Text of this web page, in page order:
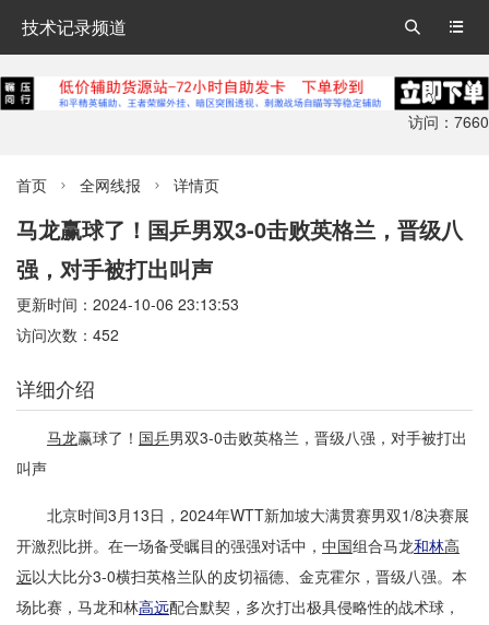
技术记录频道 

访问：7660
首页  全网线报  详情页
马龙赢球了！国乒男双3-0击败英格兰，晋级八
强，对手被打出叫声
更新时间：2024-10-06 23:13:53
访问次数：452
详细介绍
马龙赢球了！ 国乒男双3-0击败英格兰，晋级八强，对手被打出
叫声
北京时间3月13日，2024年WTT新加坡大满贯赛男双1/8决赛展
开激烈比拼。在一场备受瞩目的强强对话中， 中国组合马龙和林高
远以大比分3-0横扫英格兰队的皮切福德、金克霍尔，晋级八强。本
场比赛，马龙和林高远配合默契，多次打出极具侵略性的战术球，